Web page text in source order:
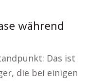
während
Das ist
die bei einigen